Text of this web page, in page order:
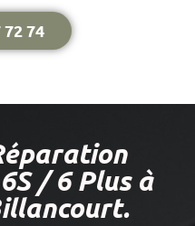
72 74
/ 6 Plus à